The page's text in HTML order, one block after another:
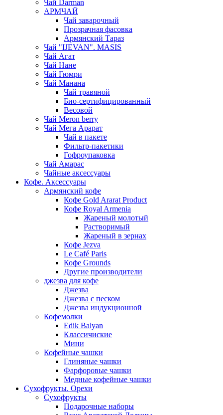
Чай Darman
АРМЧАЙ
Чай заварочный
Прозрачная фасовка
Армянский Тараз
Чай "IJEVAN". MASIS
Чай Агат
Чай Нане
Чай Гюмри
Чай Манана
Чай травяной
Био-сертифицированный
Весовой
Чай Meron berry
Чай Мега Арарат
Чай в пакете
Фильтр-пакетики
Гофроупаковка
Чай Амарас
Чайные аксессуары
Кофе. Аксессуары
Армянский кофе
Кофе Gold Ararat Product
Кофе Royal Armenia
Жареный молотый
Растворимый
Жареный в зернах
Кофе Jezva
Le Café Paris
Кофе Grounds
Другие производители
джезва для кофе
Джезва
Джезва с песком
Джезва индукционной
Кофемолки
Edik Balyan
Классичиские
Мини
Кофейные чашки
Глиняные чашки
Фарфоровые чашки
Медные кофейные чашки
Сухофрукты. Орехи
Сухофрукты
Подарочные наборы